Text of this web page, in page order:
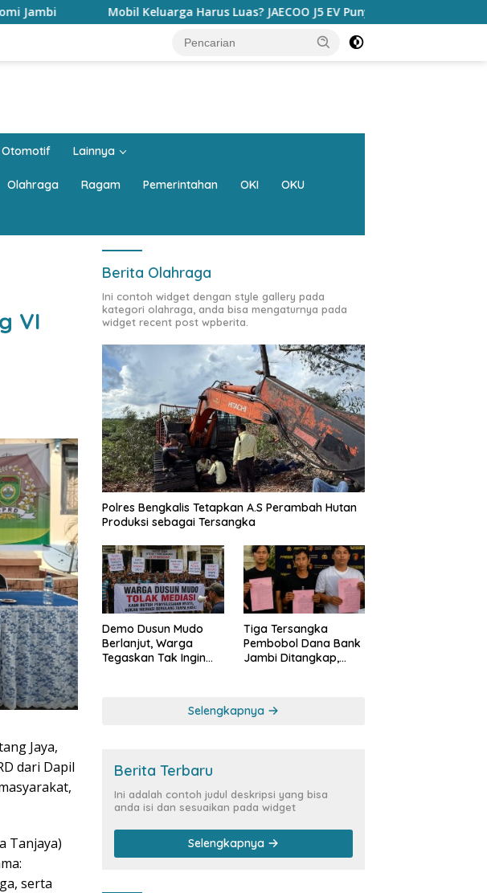
Harus Luas? JAECOO J5 EV Punya Jawaban yang Bikin Orang Tua Tenang
Lainnya
Olahraga Ragam Pemerintahan OKI OKU
VI
Jaya,
dari Dapil
Tanjaya)
serta
Berita Olahraga
Ini contoh widget dengan style gallery pada
kategori olahraga, anda bisa mengaturnya pada
widget recent post wpberita.
Polres Bengkalis Tetapkan A.S Perambah Hutan
Produksi sebagai Tersangka
Demo Dusun Mudo
Berlanjut, Warga
Tegaskan Tak Ingin
Tiga Tersangka
Pembobol Dana Bank
Jambi Ditangkap,
Miliar
Selengkapnya
Berita Terbaru
Ini adalah contoh judul deskripsi yang bisa
anda isi dan sesuaikan pada widget
Selengkapnya